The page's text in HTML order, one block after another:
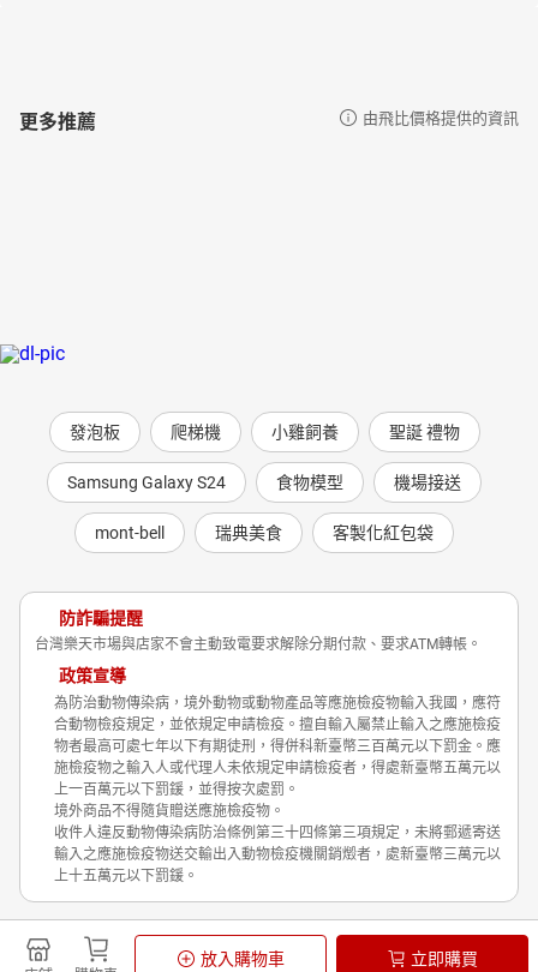
放入購物車 立即購買
更多推薦 由飛比價格提供的資訊
發泡板 爬梯機 小雞飼養 聖誕 禮物
Samsung Galaxy S24 食物模型 機場接送
mont-bell 瑞典美食 客製化紅包袋
防詐騙提醒
台灣樂天市場與店家不會主動致電要求解除分期付款、要求ATM轉帳。
政策宣導
為防治動物傳染病，境外動物或動物產品等應施檢疫物輸入我國，應符
合動物檢疫規定，並依規定申請檢疫。擅自輸入屬禁止輸入之應施檢疫
物者最高可處七年以下有期徒刑，得併科新臺幣三百萬元以下罰金。應
施檢疫物之輸入人或代理人未依規定申請檢疫者，得處新臺幣五萬元以
上一百萬元以下罰鍰，並得按次處罰。
境外商品不得隨貨贈送應施檢疫物。
收件人違反動物傳染病防治條例第三十四條第三項規定，未將郵遞寄送
輸入之應施檢疫物送交輸出入動物檢疫機關銷燬者，處新臺幣三萬元以
上十五萬元以下罰鍰。
Shopping is Entertainment!
非洲豬瘟政策宣導
隱私權政策